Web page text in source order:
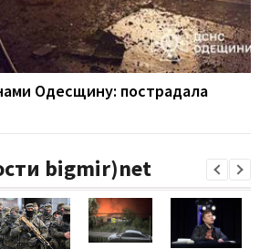
Одесщину: пострадала
bigmir)net